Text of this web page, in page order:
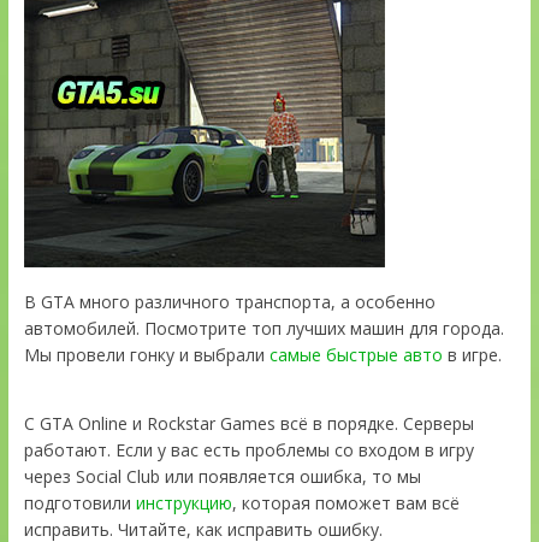
В GTA много различного транспорта, а особенно
автомобилей. Посмотрите топ лучших машин для города.
Мы провели гонку и выбрали самые быстрые авто в игре.
С GTA Online и Rockstar Games всё в порядке. Серверы
работают. Если у вас есть проблемы со входом в игру
через Social Club или появляется ошибка, то мы
подготовили инструкцию, которая поможет вам всё
исправить. Читайте, как исправить ошибку.